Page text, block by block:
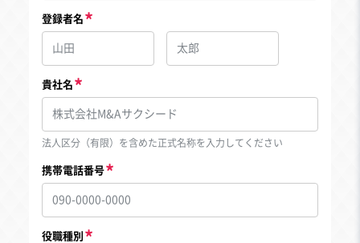
登録者名
貴社名
法人区分（有限）を含めた正式名称を入力してください
携帯電話番号
役職種別